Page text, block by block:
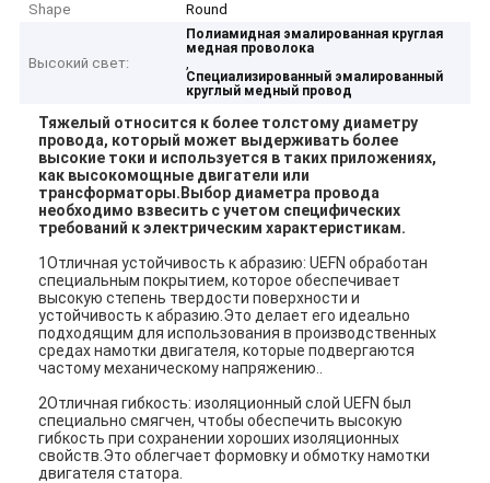
Shape
Round
Высокий свет:
Полиамидная эмалированная круглая
медная проволока
,
Специализированный эмалированный
круглый медный провод
Тяжелый относится к более толстому диаметру
провода, который может выдерживать более
высокие токи и используется в таких приложениях,
как высокомощные двигатели или
трансформаторы.Выбор диаметра провода
необходимо взвесить с учетом специфических
требований к электрическим характеристикам.
1Отличная устойчивость к абразию: UEFN обработан
специальным покрытием, которое обеспечивает
высокую степень твердости поверхности и
устойчивость к абразию.Это делает его идеально
подходящим для использования в производственных
средах намотки двигателя, которые подвергаются
частому механическому напряжению..
2Отличная гибкость: изоляционный слой UEFN был
специально смягчен, чтобы обеспечить высокую
гибкость при сохранении хороших изоляционных
свойств.Это облегчает формовку и обмотку намотки
двигателя статора.